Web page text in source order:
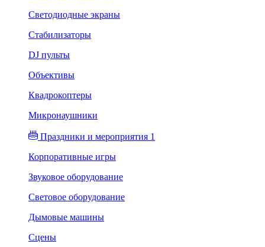
Светодиодные экраны
Стабилизаторы
DJ пульты
Объективы
Квадрокоптеры
Микронаушники
Праздники и мероприятия 1
Корпоративные игры
Звуковое оборудование
Световое оборудование
Дымовые машины
Сцены